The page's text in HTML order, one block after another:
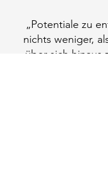
„Potentiale zu
nichts weniger,
über sich hinaus